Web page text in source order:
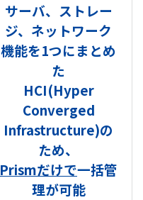
サーバ、ストレー
ジ、ネットワーク
機能を1つにまとめ
た
HCI(Hyper
Converged
Infrastructure)の
ため、
Prismだけで一括管
理が可能